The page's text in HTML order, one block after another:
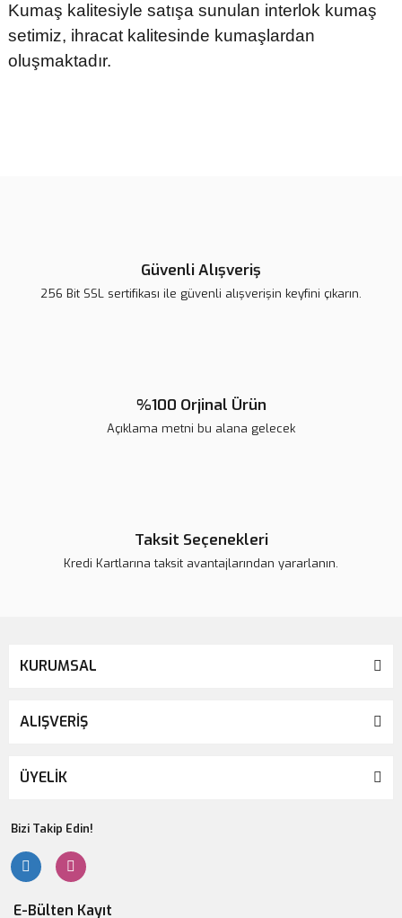
Kumaş kalitesiyle satışa sunulan interlok kumaş
setimiz, ihracat kalitesinde kumaşlardan
oluşmaktadır.
Güvenli Alışveriş
256 Bit SSL sertifikası ile güvenli alışverişin keyfini çıkarın.
%100 Orjinal Ürün
Açıklama metni bu alana gelecek
Taksit Seçenekleri
Kredi Kartlarına taksit avantajlarından yararlanın.
KURUMSAL
ALIŞVERİŞ
ÜYELİK
Bizi Takip Edin!
E-Bülten Kayıt